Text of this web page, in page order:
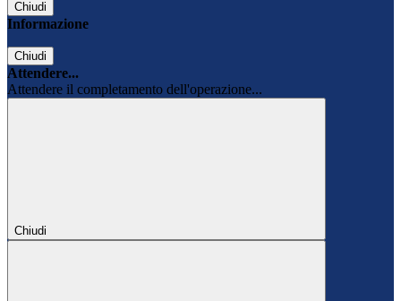
Chiudi
Informazione
Chiudi
Attendere...
Attendere il completamento dell'operazione...
Chiudi